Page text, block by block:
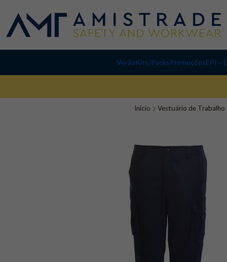
VerãoKits/PacksPromoçõesEPI
Início Vestuário de Trabalho